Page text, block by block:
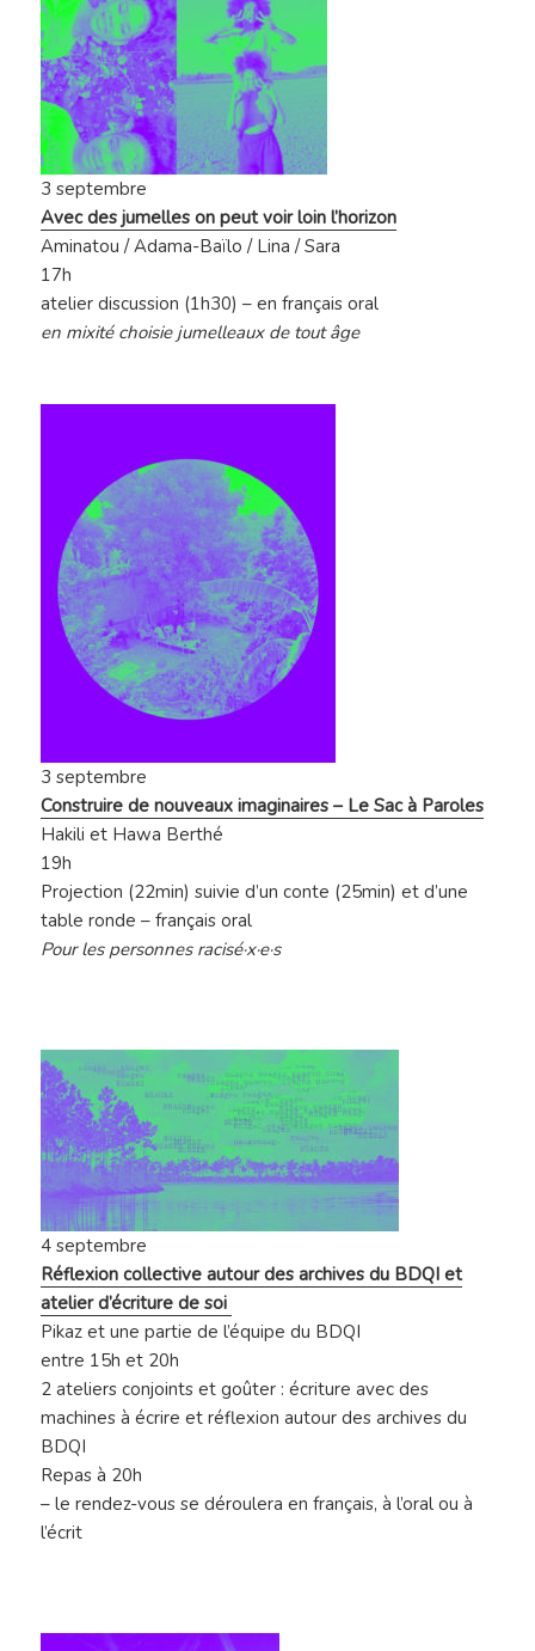
3 septembre
Avec des jumelles on peut voir loin l’horizon
Aminatou / Adama-Baïlo / Lina / Sara
17h
atelier discussion (1h30) – en français oral
en mixité choisie jumelleaux de tout âge
3 septembre
Construire de nouveaux imaginaires – Le Sac à Paroles
Hakili et Hawa Berthé
19h
Projection (22min) suivie d’un conte (25min) et d’une
table ronde – français oral
Pour les personnes racisé·x·e·s
4 septembre
Réflexion collective autour des archives du BDQI et
atelier d’écriture de soi
Pikaz et une partie de l’équipe du BDQI
entre 15h et 20h
2 ateliers conjoints et goûter : écriture avec des
machines à écrire et réflexion autour des archives du
BDQI
Repas à 20h
– le rendez-vous se déroulera en français, à l’oral ou à
l’écrit